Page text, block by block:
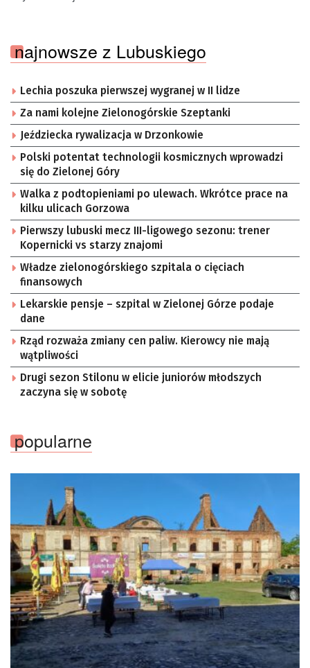
najnowsze z Lubuskiego
Lechia poszuka pierwszej wygranej w II lidze
Za nami kolejne Zielonogórskie Szeptanki
Jeździecka rywalizacja w Drzonkowie
Polski potentat technologii kosmicznych wprowadzi
się do Zielonej Góry
Walka z podtopieniami po ulewach. Wkrótce prace na
kilku ulicach Gorzowa
Pierwszy lubuski mecz III-ligowego sezonu: trener
Kopernicki vs starzy znajomi
Władze zielonogórskiego szpitala o cięciach
finansowych
Lekarskie pensje – szpital w Zielonej Górze podaje
dane
Rząd rozważa zmiany cen paliw. Kierowcy nie mają
wątpliwości
Drugi sezon Stilonu w elicie juniorów młodszych
zaczyna się w sobotę
popularne